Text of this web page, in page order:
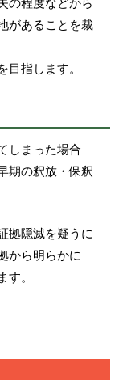
があることを裁
指します。
しまった場合
期の釈放・保釈
拠隠滅を疑うに
から明らかに
。